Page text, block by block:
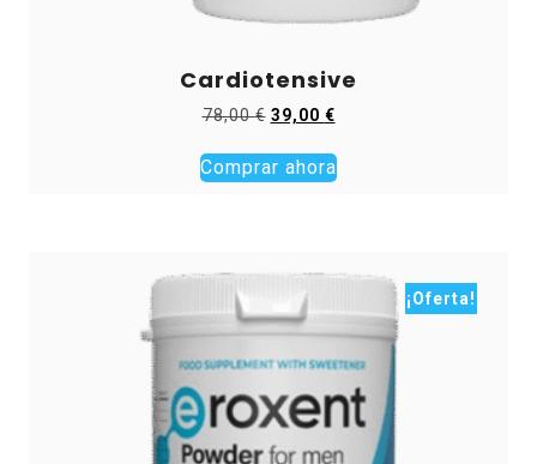
Cardiotensive
78,00€ El
original
era:
39,00 €El
actual
es:
Comprar ahora
¡Oferta!